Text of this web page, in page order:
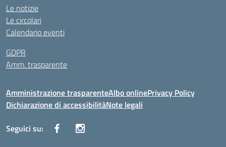
Le notizie
Le circolari
Calendario eventi
GDPR
Amm. trasparente
Amministrazione trasparenteAlbo onlinePrivacy Policy
Dichiarazione di accessibilitàNote legali
Seguici su: